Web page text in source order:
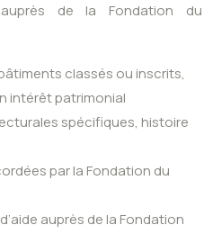
auprès de la Fondation du
classés ou inscrits,
intérêt patrimonial
spécifiques, histoire
par la Fondation du
auprès de la Fondation